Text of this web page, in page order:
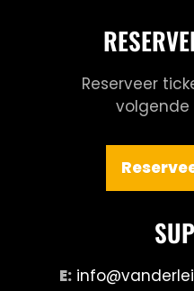
Reserveer
volgende
E: